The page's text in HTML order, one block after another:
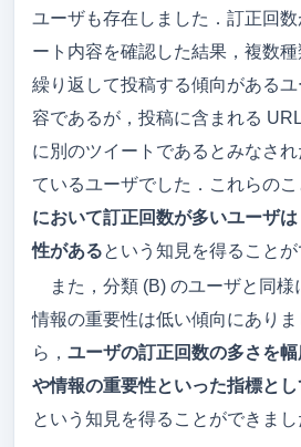
ユーザも存在しました．訂正回
ート内容を確認した結果，複数
繰り返して投稿する傾向がある
容であるが，投稿に含まれる
に別のツイートであるとみなさ
ているユーザでした．これらのこ
において訂正回数が多いユーザ
性があるという知見を得ることが
また，分類 (B) のユーザと同
情報の重要性は低い傾向にあり
ら， ユーザの訂正回数の多さを
や情報の重要性といった指標と
という知見を得ることができまし